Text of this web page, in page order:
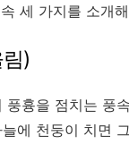
세 가지를 소개
)
흉을 점치는 풍
에 천둥이 치면